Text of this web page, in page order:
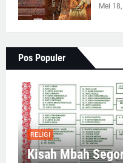
Mei
Pos Populer
RELIGI
Kisah Mbah